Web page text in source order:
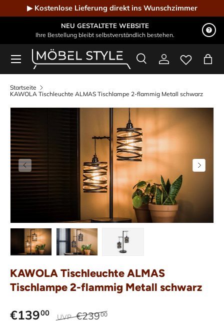
Direkt zum Inhalt
▶ Kostenlose Lieferung direkt ins Wunschzimmer
NEU GESTALTETE WEBSITE
Ihre Bestellung bleibt selbstverständlich bestehen.
Möbel Style - Der Online-Shop für Designmöbel
Suchen
SucheEinloggen
Menü
Startseite
KAWOLA Tischleuchte ALMAS Tischlampe 2-flammig Metall schwarz
Vorherige Nächste
Bild 1 in Galerieansicht laden
Bild 2 in Galerieansicht laden
Bild 3 in Galerieansicht laden
KAWOLA Tischleuchte ALMAS
Tischlampe 2-flammig Metall schwarz
€13900 UVP €23900